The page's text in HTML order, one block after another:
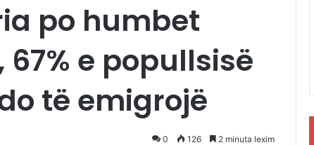
po humbet
e popullsisë
të emigrojë
0 126 2 minuta lexim